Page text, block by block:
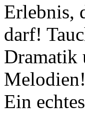
Erlebnis,
darf!
Dramatik
Melodien!
Ein